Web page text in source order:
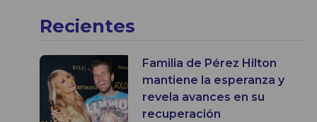
Recientes
Familia de Pérez Hilton
mantiene la esperanza y
revela avances en su
recuperación